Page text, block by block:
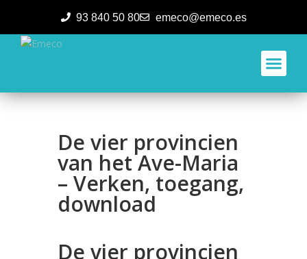
93 840 50 80 emeco@emeco.es
De vier provincien
van het Ave-Maria
– Verken, toegang,
download
De vier provincien